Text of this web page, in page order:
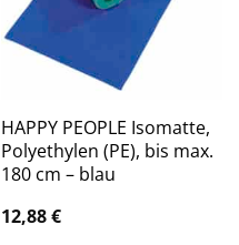
HAPPY PEOPLE Isomatte,
Polyethylen (PE), bis max.
180 cm – blau
12,88€